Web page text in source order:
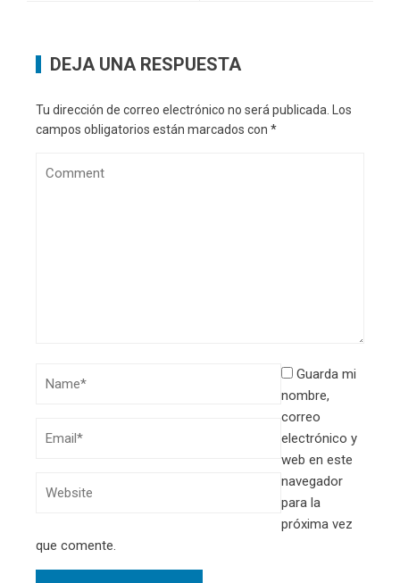
DEJA UNA RESPUESTA
Tu dirección de correo electrónico no será publicada.
Los
campos obligatorios están marcados con *
Guarda mi
nombre,
correo
electrónico y
web en este
navegador
para la
próxima vez
que comente.